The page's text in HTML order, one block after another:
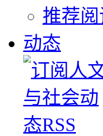
推荐阅
动态